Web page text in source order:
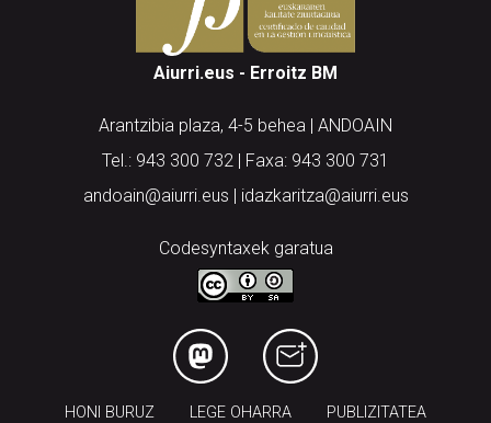
Aiurri.eus - Erroitz BM
Arantzibia plaza, 4-5 behea | ANDOAIN
Tel.: 943 300 732 | Faxa: 943 300 731
andoain@aiurri.eus | idazkaritza@aiurri.eus
Codesyntaxek garatua
HONI BURUZ LEGE OHARRA PUBLIZITATEA